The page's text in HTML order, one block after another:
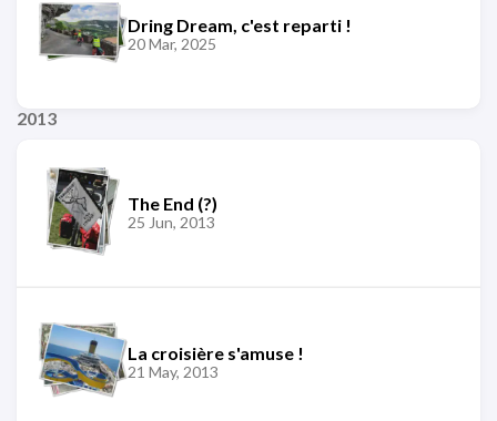
Dring Dream, c'est reparti !
20 Mar, 2025
2013
The End (?)
25 Jun, 2013
La croisière s'amuse !
21 May, 2013